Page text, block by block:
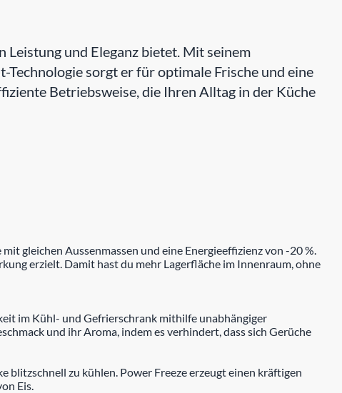
und Eleganz bietet. Mit seinem
sorgt er für optimale Frische und eine
Betriebsweise, die Ihren Alltag in der Küche
gleichen Aussenmassen und eine Energieeffizienz von -20 %.
erzielt. Damit hast du mehr Lagerfläche im Innenraum, ohne
im Kühl- und Gefrierschrank mithilfe unabhängiger
und ihr Aroma, indem es verhindert, dass sich Gerüche
zu kühlen. Power Freeze erzeugt einen kräftigen
Eis.